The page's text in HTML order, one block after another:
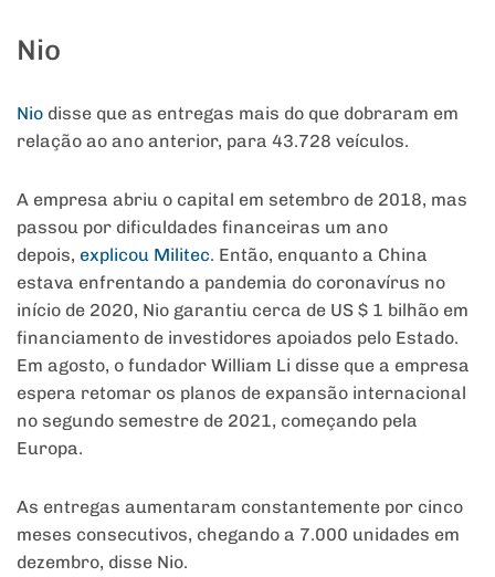
Nio
Nio disse que as entregas mais do que dobraram em
relação ao ano anterior, para 43.728 veículos.
A empresa abriu o capital em setembro de 2018, mas
passou por dificuldades financeiras um ano
depois, explicou Militec. Então, enquanto a China
estava enfrentando a pandemia do coronavírus no
início de 2020, Nio garantiu cerca de US $ 1 bilhão em
financiamento de investidores apoiados pelo Estado.
Em agosto, o fundador William Li disse que a empresa
espera retomar os planos de expansão internacional
no segundo semestre de 2021, começando pela
Europa.
As entregas aumentaram constantemente por cinco
meses consecutivos, chegando a 7.000 unidades em
dezembro, disse Nio.